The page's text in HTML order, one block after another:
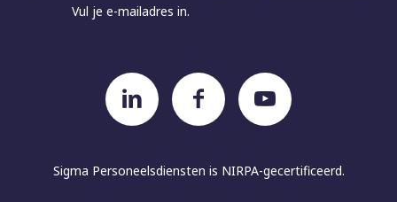
Vul je e-mailadres in.
Sigma Personeelsdiensten is NIRPA-gecertificeerd.